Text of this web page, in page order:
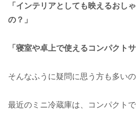
「インテリアとしても映えるおし
の？」
「寝室や卓上で使えるコンパクト
そんなふうに疑問に思う方も多い
最近のミニ冷蔵庫は、コンパクト